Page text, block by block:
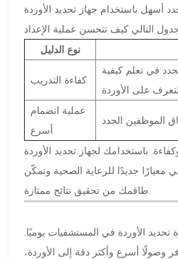
أسهل باستخدام جهاز تحديد الأوردة
نوع الدليل
كفاءة التدريب
في تعلم كيفية
عملية انضمام
أسرع
باستخدامك لجهاز تحديد الأوردة
جديدًا للرعاية الصحية وتمكّن
تحديد الأوردة في المستشفيات يوميًا.
وصولًا أسرع وأكثر دقة إلى الأوردة،